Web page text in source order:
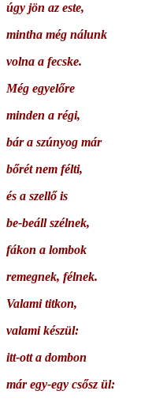
úgy jön az este,
mintha még nálunk
volna a fecske.
Még egyelőre
minden a régi,
bár a szúnyog már
bőrét nem félti,
és a szellő is
be-beáll szélnek,
fákon a lombok
remegnek, félnek.
Valami titkon,
valami készül:
itt-ott a dombon
már egy-egy csősz ül: